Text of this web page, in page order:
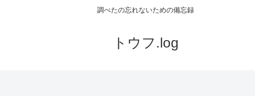
調べたの忘れないための備忘録
トウフ.log